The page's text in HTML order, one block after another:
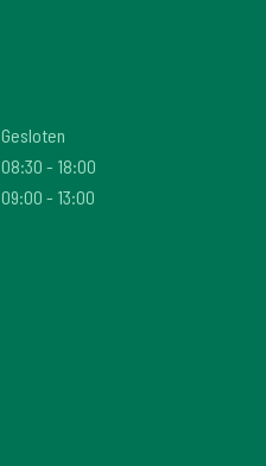
Gesloten
08:30 - 18:00
09:00 - 13:00